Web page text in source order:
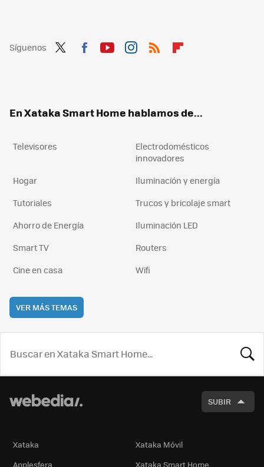
Síguenos
En Xataka Smart Home hablamos de...
Televisores
Electrodomésticos
innovadores
Hogar
Iluminación y energía
Tutoriales
Trucos y bricolaje smart
Ahorro de Energía
Iluminación LED
Smart TV
Routers
Cine en casa
Wifi
VER MÁS TEMAS
SUBIR
Xataka
Xataka Móvil
Applesfera
Xataka Smart Home